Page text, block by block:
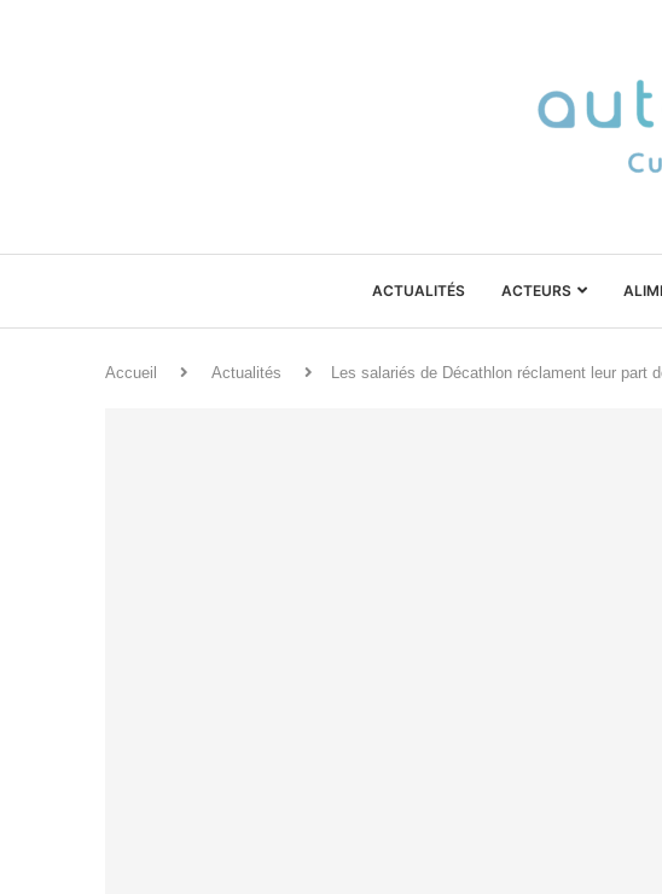
ACTUALITÉS ACTEURS
Accueil Actualités Les salariés de Décathlon réclament leur part